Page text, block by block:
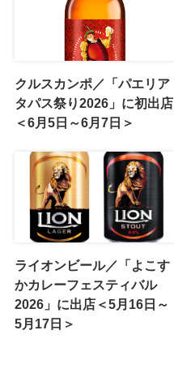
クルスカンポ／「パエリア
タパス祭り2026」に初出店
＜6月5日～6月7日＞
ライオンビール／「よこす
かカレーフェスティバル
2026」に出店＜5月16日～
5月17日＞